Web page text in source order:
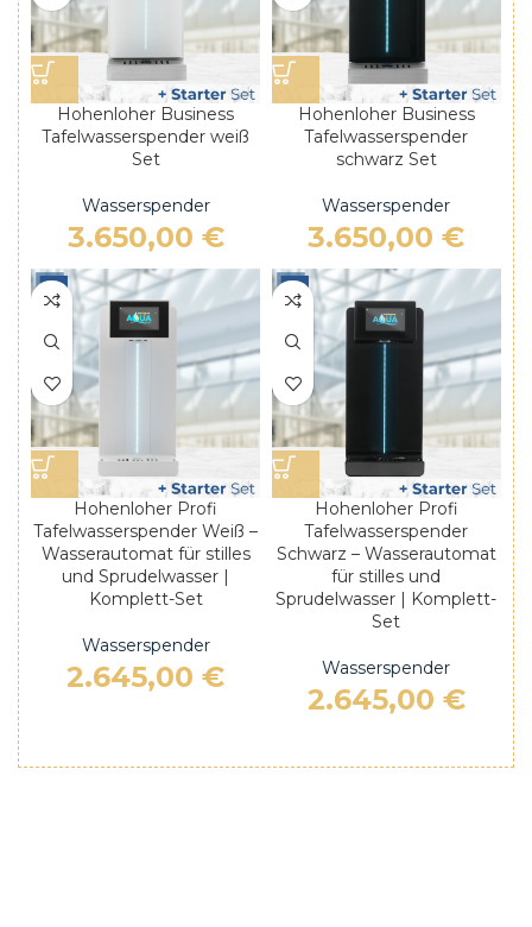
Hohenloher Business
Tafelwasserspender weiß
Set
Wasserspender
3.650,00 €
Hohenloher Business
Tafelwasserspender
schwarz Set
Wasserspender
3.650,00€
Hohenloher Profi
Tafelwasserspender Weiß –
Wasserautomat für stilles
und Sprudelwasser |
Komplett-Set
Wasserspender
2.645,00 €
Hohenloher Profi
Tafelwasserspender
Schwarz – Wasserautomat
für stilles und
Sprudelwasser | Komplett-
Set
Wasserspender
2.645,00 €